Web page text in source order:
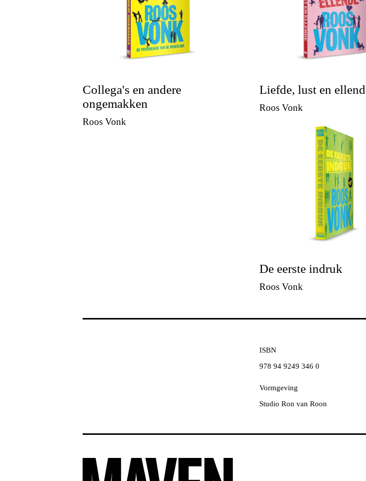
Collega's en andere
ongemakken
Roos Vonk
Liefde, lust en
Roos Vonk
De eerste indruk
Roos Vonk
ISBN
978 94 9249 346 0
Vormgeving
Studio Ron van Roon